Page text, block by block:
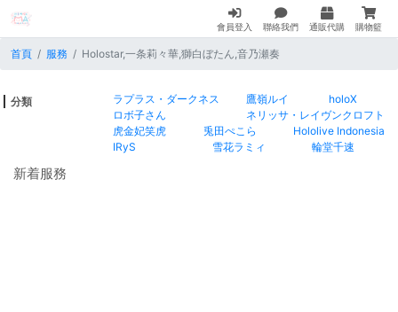
會員登入 聯絡我們 通販代購 購物籃
首頁 服務 Holostar,一条莉々華,獅白ぼたん,音乃瀬奏
分類 ラプラス・ダークネス 鷹嶺ルイ
holoX
ロボ子さん
ネリッサ・レイヴンクロフト
虎金妃笑虎
兎田ぺこら
Hololive Indonesia
IRyS
雪花ラミィ 輪堂千速
新着服務